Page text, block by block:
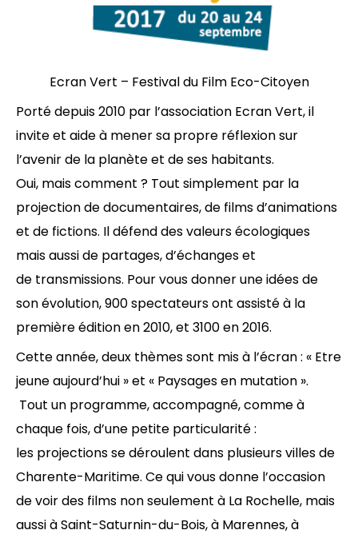
Ecran Vert – Festival du Film Eco-Citoyen
Porté depuis 2010 par l’association Ecran Vert, il
invite et aide à mener sa propre réflexion sur
l’avenir de la planète et de ses habitants.
Oui, mais comment ? Tout simplement par la
projection de documentaires, de films d’animations
et de fictions. Il défend des valeurs écologiques
mais aussi de partages, d’échanges et
de transmissions. Pour vous donner une idées de
son évolution, 900 spectateurs ont assisté à la
première édition en 2010, et 3100 en 2016.
Cette année, deux thèmes sont mis à l’écran : « Etre
jeune aujourd’hui » et « Paysages en mutation ».
Tout un programme, accompagné, comme à
chaque fois, d’une petite particularité :
les projections se déroulent dans plusieurs villes de
Charente-Maritime. Ce qui vous donne l’occasion
de voir des films non seulement à La Rochelle, mais
aussi à Saint-Saturnin-du-Bois, à Marennes, à